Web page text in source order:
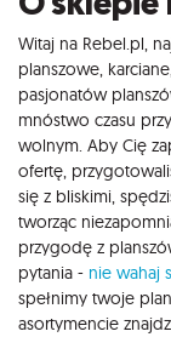
Witaj na Rebel.pl,
planszowe,
pasjonatów
mnóstwo czasu
wolnym. Aby Cię
ofertę,
się z bliskimi,
tworząc
przygodę z
pytania - nie wahaj
spełnimy twoje
asortymencie